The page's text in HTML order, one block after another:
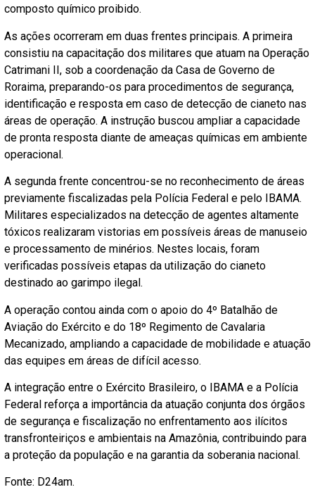
composto químico proibido.
As ações ocorreram em duas frentes principais. A primeira
consistiu na capacitação dos militares que atuam na Operação
Catrimani II, sob a coordenação da Casa de Governo de
Roraima, preparando-os para procedimentos de segurança,
identificação e resposta em caso de detecção de cianeto nas
áreas de operação. A instrução buscou ampliar a capacidade
de pronta resposta diante de ameaças químicas em ambiente
operacional.
A segunda frente concentrou-se no reconhecimento de áreas
previamente fiscalizadas pela Polícia Federal e pelo IBAMA.
Militares especializados na detecção de agentes altamente
tóxicos realizaram vistorias em possíveis áreas de manuseio
e processamento de minérios. Nestes locais, foram
verificadas possíveis etapas da utilização do cianeto
destinado ao garimpo ilegal.
A operação contou ainda com o apoio do 4º Batalhão de
Aviação do Exército e do 18º Regimento de Cavalaria
Mecanizado, ampliando a capacidade de mobilidade e atuação
das equipes em áreas de difícil acesso.
A integração entre o Exército Brasileiro, o IBAMA e a Polícia
Federal reforça a importância da atuação conjunta dos órgãos
de segurança e fiscalização no enfrentamento aos ilícitos
transfronteiriços e ambientais na Amazônia, contribuindo para
a proteção da população e na garantia da soberania nacional.
Fonte: D24am.